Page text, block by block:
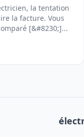
la tentation
la facture. Vous
[&#8230;]...